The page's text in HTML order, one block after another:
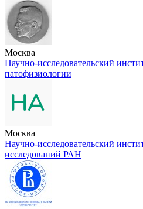
Москва
Научно-исследовательский
патофизиологии
Москва
Научно-исследовательский
исследований РАН